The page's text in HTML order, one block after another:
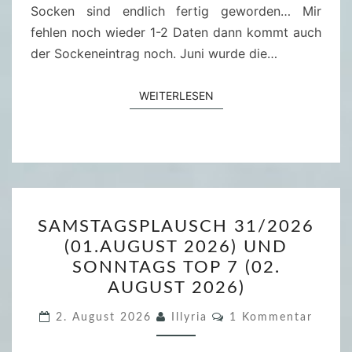
2
0
2
Socken sind endlich fertig geworden… Mir
fehlen noch wieder 1-2 Daten dann kommt auch
der Sockeneintrag noch. Juni wurde die…
WEITERLESEN
A
M
T
A
G
SAMSTAGSPLAUSCH 31/2026
(01.AUGUST 2026) UND
SONNTAGS TOP 7 (02.
AUGUST 2026)
2. August 2026 Illyria
K1 Kommentar